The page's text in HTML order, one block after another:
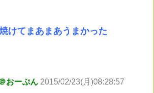
けてまあまあうまかった
おーぷん 2015/02/23(月)08:28:57